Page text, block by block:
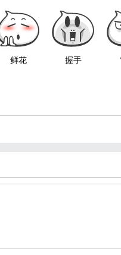
鲜花 握手